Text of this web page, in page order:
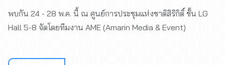
พบกัน 24 - 28 พ.ค. นี้ ณ ศูนย์การประชุมแห่งชาติสิริกิติ์ ชั้น LG
Hall 5-8 จัดโดยทีมงาน AME (Amarin Media & Event)